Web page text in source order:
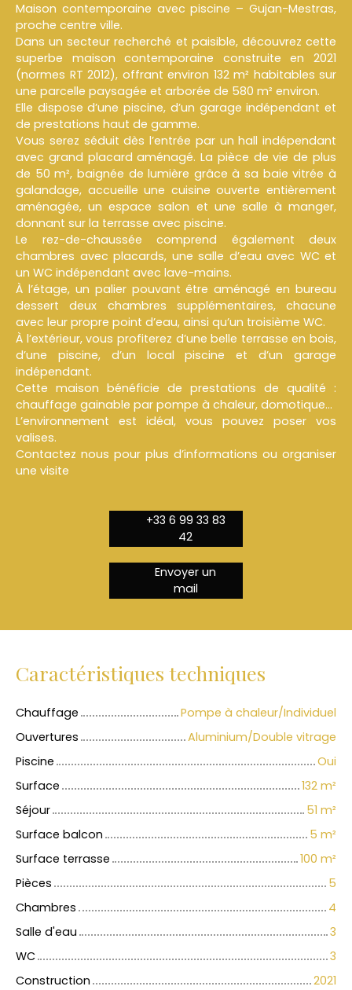
Maison contemporaine avec piscine – Gujan-Mestras,
proche centre ville.
Dans un secteur recherché et paisible, découvrez cette
superbe maison contemporaine construite en 2021
(normes RT 2012), offrant environ 132 m² habitables sur
une parcelle paysagée et arborée de 580 m² environ.
Elle dispose d’une piscine, d’un garage indépendant et
de prestations haut de gamme.
Vous serez séduit dès l’entrée par un hall indépendant
avec grand placard aménagé. La pièce de vie de plus
de 50 m², baignée de lumière grâce à sa baie vitrée à
galandage, accueille une cuisine ouverte entièrement
aménagée, un espace salon et une salle à manger,
donnant sur la terrasse avec piscine.
Le rez-de-chaussée comprend également deux
chambres avec placards, une salle d’eau avec WC et
un WC indépendant avec lave-mains.
À l’étage, un palier pouvant être aménagé en bureau
dessert deux chambres supplémentaires, chacune
avec leur propre point d’eau, ainsi qu’un troisième WC.
À l’extérieur, vous profiterez d’une belle terrasse en bois,
d’une piscine, d’un local piscine et d’un garage
indépendant.
Cette maison bénéficie de prestations de qualité :
chauffage gainable par pompe à chaleur, domotique...
L’environnement est idéal, vous pouvez poser vos
valises.
Contactez nous pour plus d’informations ou organiser
une visite
+33 6 99 33 83
42
Envoyer un
mail
Caractéristiques techniques
Chauffage
Pompe à chaleur/Individuel
Ouvertures
Aluminium/Double vitrage
Piscine
Oui
Surface
132 m²
Séjour
51 m²
Surface balcon
5 m²
Surface terrasse
100 m²
Pièces
5
Chambres
4
Salle d'eau
3
WC
3
Construction
2021